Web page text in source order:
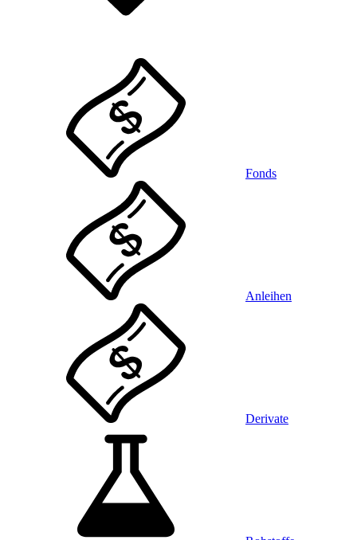
Fonds
Anleihen
Derivate